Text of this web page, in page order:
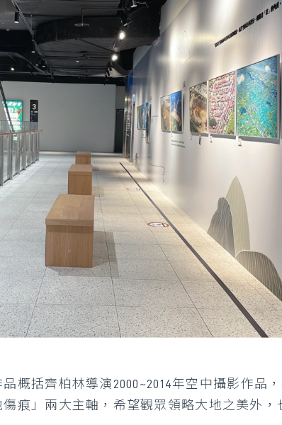
概括齊柏林導演2000~2014年空中攝影作
痕」兩大主軸，希望觀眾領略大地之美外